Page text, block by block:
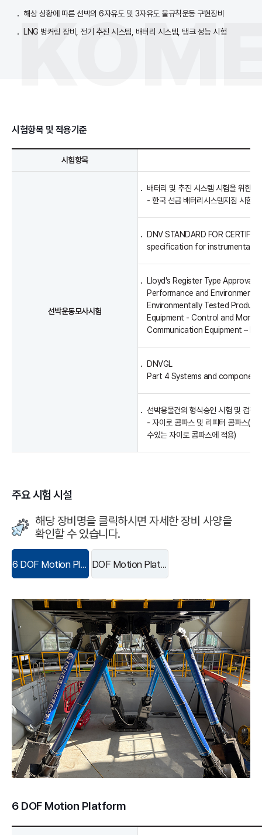
해상 상황에 따른 선박의 6자유도 및 3자유도 불규칙운동 구현장비
LNG 벙커링 장비, 전기 추진 시스템, 배터리 시스템, 탱크 성능 시험
시험항목 및 적용기준
시험항목
선박운동모사시험
배터리 및 추진 시스템 시험을 위한
- 한국 선급 배터리시스템지침 시험
DNV STANDARD FOR
specification for
Lloyd's Register Type Approval
Performance and
Environmentally Tested
Equipment - Control and
Communication Equipment –
DNVGL
Part 4 Systems and
선박용물건의 형식승인 시험 및 검정
- 자이로 콤파스 및 리피터 콤파스(국
수있는 자이로 콤파스에 적용)
주요 시험 시설
해당 장비명을 클릭하시면 자세한 장비 사양을
확인할 수 있습니다.
6 DOF Motion Platform
6 DOF Motion Platform
DOF Motion Platform